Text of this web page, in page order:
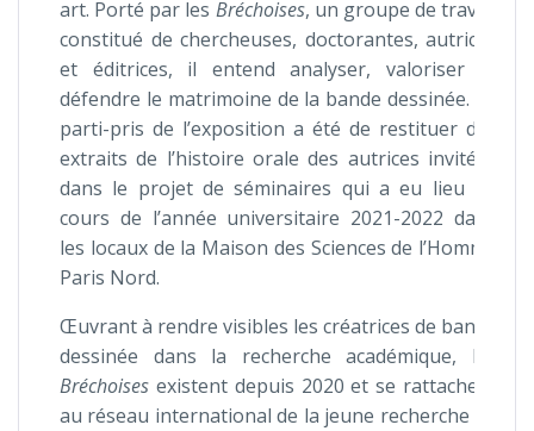
art. Porté par les Bréchoises, un groupe de travail
constitué de chercheuses, doctorantes, autrices
et éditrices, il entend analyser, valoriser et
défendre le matrimoine de la bande dessinée. Le
parti-pris de l’exposition a été de restituer des
extraits de l’histoire orale des autrices invitées
dans le projet de séminaires qui a eu lieu au
cours de l’année universitaire 2021-2022 dans
les locaux de la Maison des Sciences de l’Homme
Paris Nord.
Œuvrant à rendre visibles les créatrices de bande
dessinée dans la recherche académique, les
Bréchoises existent depuis 2020 et se rattachent
au réseau international de la jeune recherche en